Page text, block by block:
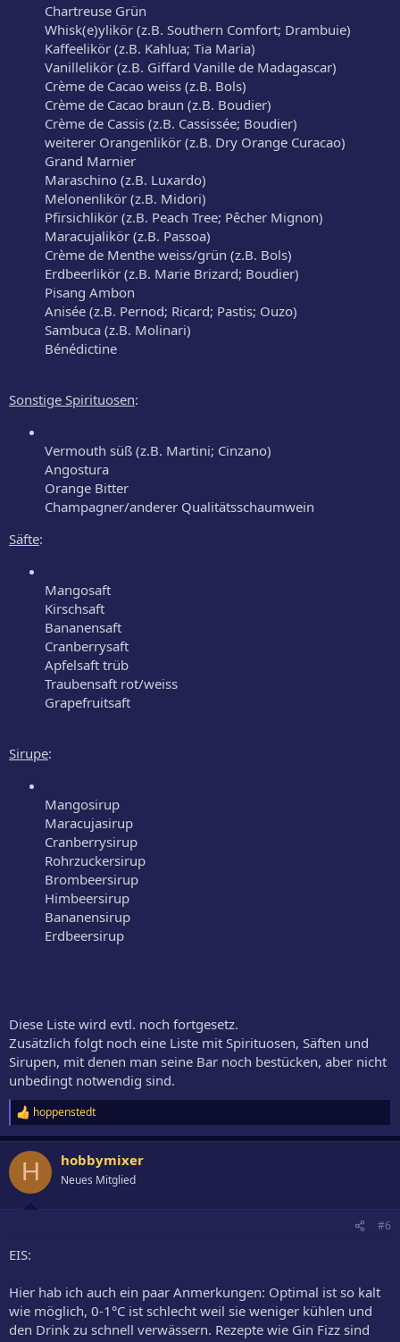
Chartreuse Grün
Whisk(e)ylikör (z.B. Southern Comfort; Drambuie)
Kaffeelikör (z.B. Kahlua; Tia Maria)
Vanillelikör (z.B. Giffard Vanille de Madagascar)
Crème de Cacao weiss (z.B. Bols)
Crème de Cacao braun (z.B. Boudier)
Crème de Cassis (z.B. Cassissée; Boudier)
weiterer Orangenlikör (z.B. Dry Orange Curacao)
Grand Marnier
Maraschino (z.B. Luxardo)
Melonenlikör (z.B. Midori)
Pfirsichlikör (z.B. Peach Tree; Pêcher Mignon)
Maracujalikör (z.B. Passoa)
Crème de Menthe weiss/grün (z.B. Bols)
Erdbeerlikör (z.B. Marie Brizard; Boudier)
Pisang Ambon
Anisée (z.B. Pernod; Ricard; Pastis; Ouzo)
Sambuca (z.B. Molinari)
Bénédictine
Sonstige Spirituosen:
Vermouth süß (z.B. Martini; Cinzano)
Angostura
Orange Bitter
Champagner/anderer Qualitätsschaumwein
Säfte:
Mangosaft
Kirschsaft
Bananensaft
Cranberrysaft
Apfelsaft trüb
Traubensaft rot/weiss
Grapefruitsaft
Sirupe:
Mangosirup
Maracujasirup
Cranberrysirup
Rohrzuckersirup
Brombeersirup
Himbeersirup
Bananensirup
Erdbeersirup
Diese Liste wird evtl. noch fortgesetz.
Zusätzlich folgt noch eine Liste mit Spirituosen, Säften und
Sirupen, mit denen man seine Bar noch bestücken, aber nicht
unbedingt notwendig sind.
R
e
a
k
i
:
hoppenstedt
H hobbymixer
Neues Mitglied
#6
EIS:
Hier hab ich auch ein paar Anmerkungen: Optimal ist so kalt
wie möglich, 0-1°C ist schlecht weil sie weniger kühlen und
den Drink zu schnell verwässern. Rezepte wie Gin Fizz sind